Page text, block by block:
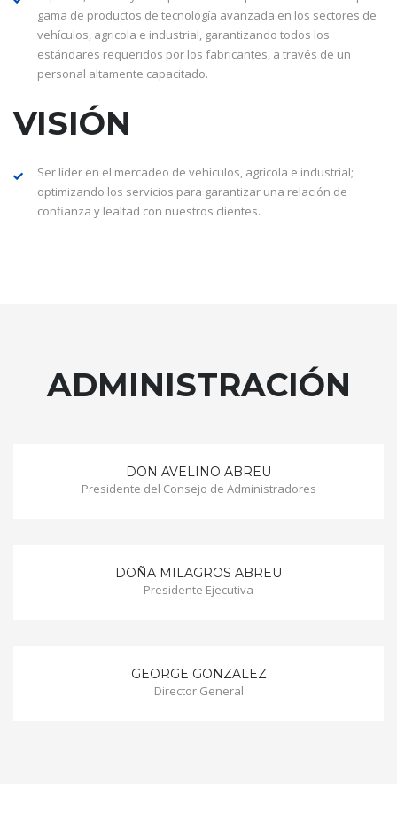
gama de productos de tecnología avanzada en los sectores de
vehículos, agricola e industrial, garantizando todos los
estándares requeridos por los fabricantes, a través de un
personal altamente capacitado.
VISIÓN
Ser líder en el mercadeo de vehículos, agrícola e industrial;
optimizando los servicios para garantizar una relación de
confianza y lealtad con nuestros clientes.
ADMINISTRACIÓN
DON AVELINO ABREU
Presidente del Consejo de Administradores
DOÑA MILAGROS ABREU
Presidente Ejecutiva
GEORGE GONZALEZ
Director General